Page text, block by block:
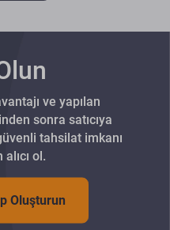
ve yapılan
sonra satıcıya
tahsilat imkanı
ol.
Oluşturun